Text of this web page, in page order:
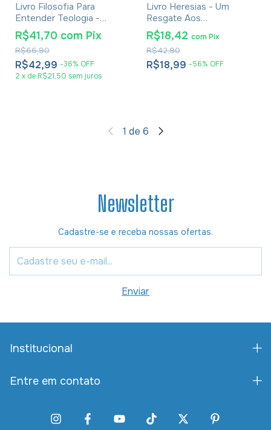
Livro Filosofia Para
Entender Teologia -
Diogenes Allen e Eric O.
Springsted
R$42,99 -36% OFF
R$66,90
R$41,70 com Pix
2 x de R$21,50 sem juros
Livro Heresias - Um
Resgate Aos
Fundamentos da Fé
Cristã - G. K. Chesterton
R$18,99 -56% OFF
R$42,90
R$18,42 com Pix
1 de 6
Newsletter
Cadastre-se e receba nossas ofertas.
Institucional
Entre em contato